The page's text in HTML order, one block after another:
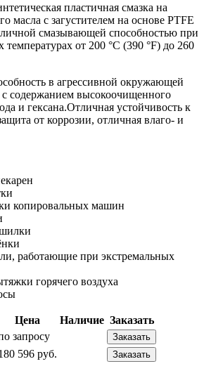
пластичная смазка на
масла с загустителем на основе PTFE
смазывающей способностью при
температурах от 200 °C (390 °F) до 260
в агрессивной окружающей
с содержанием высокоочищенного
и гексана.Отличная устойчивость к
от коррозии, отличная влаго- и
копировальных машин
работающие при экстремальных
горячего воздуха
Цена Наличие Заказать
запросу Заказать
596 руб. Заказать